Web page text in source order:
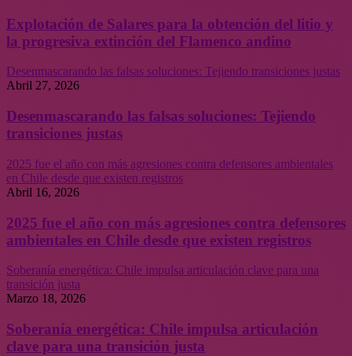
Explotación de Salares para la obtención del litio y
la progresiva extinción del Flamenco andino
Desenmascarando las falsas soluciones: Tejiendo transiciones justas
Abril 27, 2026
Desenmascarando las falsas soluciones: Tejiendo
transiciones justas
2025 fue el año con más agresiones contra defensores ambientales
en Chile desde que existen registros
Abril 16, 2026
2025 fue el año con más agresiones contra defensores
ambientales en Chile desde que existen registros
Soberanía energética: Chile impulsa articulación clave para una
transición justa
Marzo 18, 2026
Soberanía energética: Chile impulsa articulación
clave para una transición justa